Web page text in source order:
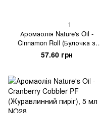
1
Аромаолія Nature's Oil -
Cinnamon Roll (Булочка з
корицею), 5 мл
57.60 грн